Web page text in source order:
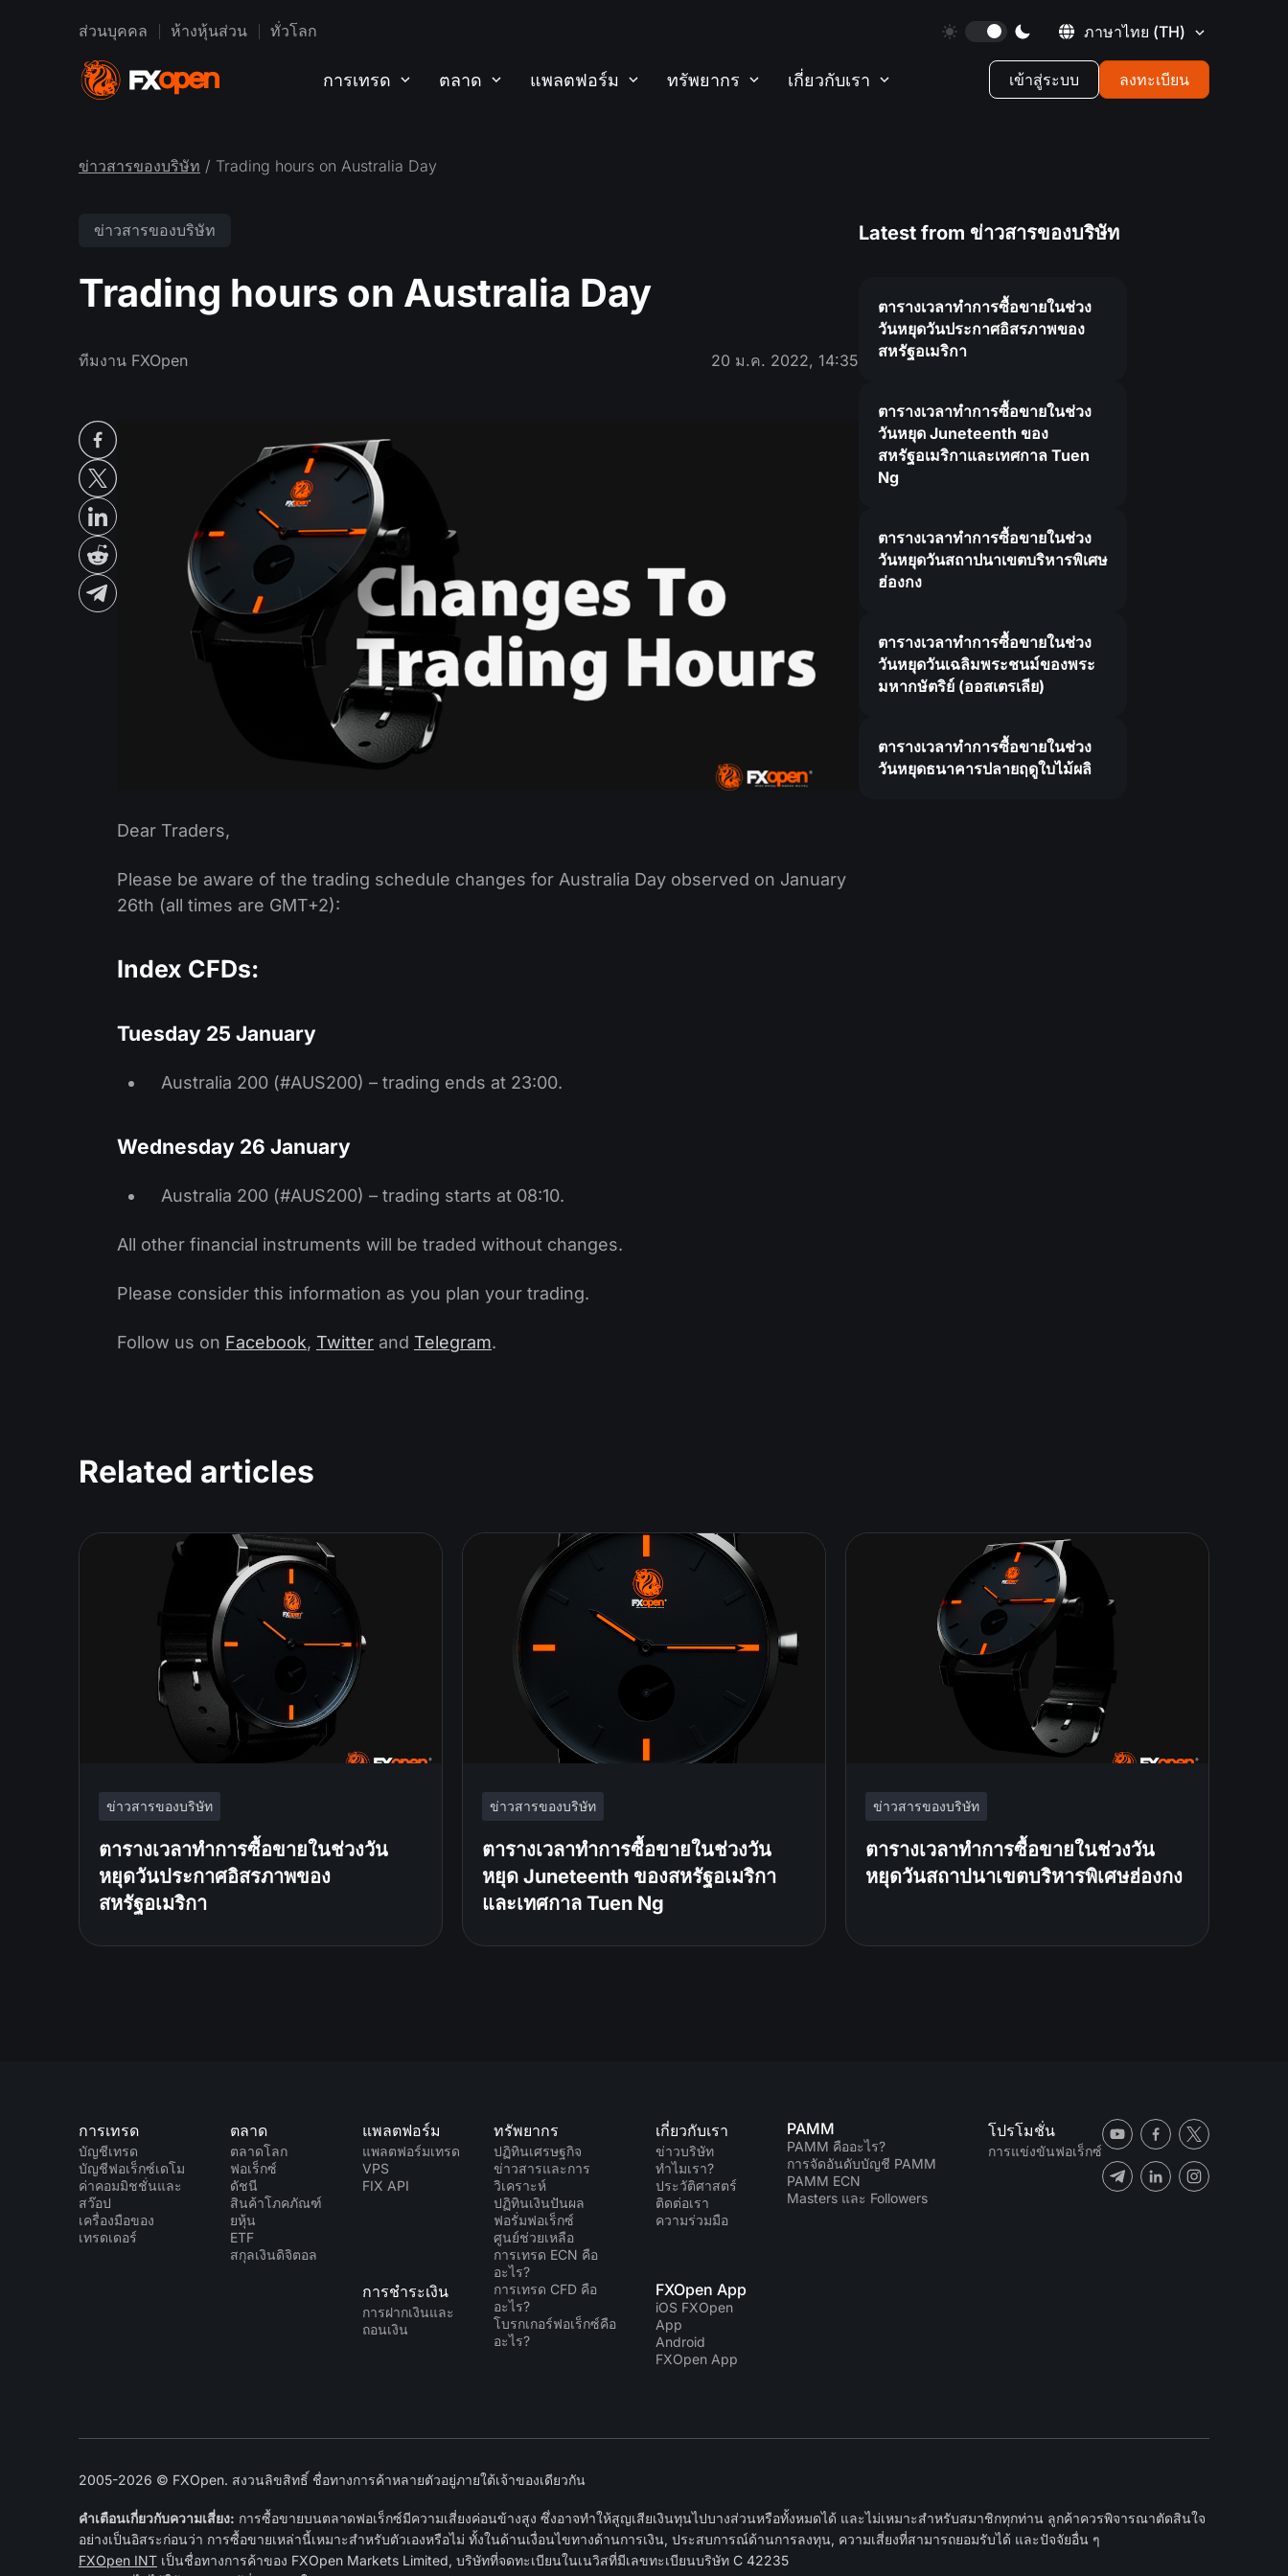
ส่วนบุคคล ห้างหุ้นส่วน ทั่วโลก ภาษาไทย (TH)
การเทรด ตลาด แพลตฟอร์ม ทรัพยากร เกี่ยวกับเรา เข้าสู่ระบบ ลงทะเบียน
ข่าวสารของบริษัท / Trading hours on Australia Day
ข่าวสารของบริษัท
Trading hours on Australia Day
ทีมงาน FXOpen 20 ม.ค. 2022, 14:35
Dear Traders,
Please be aware of the trading schedule changes for Australia Day observed on January
26th (all times are GMT+2):
Index CFDs:
Tuesday 25 January
Australia 200 (#AUS200) – trading ends at 23:00.
Wednesday 26 January
Australia 200 (#AUS200) – trading starts at 08:10.
All other financial instruments will be traded without changes.
Please consider this information as you plan your trading.
Follow us on Facebook, Twitter and Telegram.
Latest from ข่าวสารของบริษัท
ตารางเวลาทำการซื้อขายในช่วง
วันหยุดวันประกาศอิสรภาพของ
สหรัฐอเมริกา
ตารางเวลาทำการซื้อขายในช่วง
วันหยุด Juneteenth ของ
สหรัฐอเมริกาและเทศกาล Tuen
Ng
ตารางเวลาทำการซื้อขายในช่วง
วันหยุดวันสถาปนาเขตบริหารพิเศษ
ฮ่องกง
ตารางเวลาทำการซื้อขายในช่วง
วันหยุดวันเฉลิมพระชนม์ของพระ
มหากษัตริย์ (ออสเตรเลีย)
ตารางเวลาทำการซื้อขายในช่วง
วันหยุดธนาคารปลายฤดูใบไม้ผลิ
Related articles
ข่าวสารของบริษัท
ตารางเวลาทำการซื้อขายในช่วงวัน
หยุดวันประกาศอิสรภาพของ
สหรัฐอเมริกา
ข่าวสารของบริษัท
ตารางเวลาทำการซื้อขายในช่วงวัน
หยุด Juneteenth ของสหรัฐอเมริกา
และเทศกาล Tuen Ng
ข่าวสารของบริษัท
ตารางเวลาทำการซื้อขายในช่วงวัน
หยุดวันสถาปนาเขตบริหารพิเศษฮ่องกง
การเทรด
บัญชีเทรด
บัญชีฟอเร็กซ์เดโม
ค่าคอมมิชชั่นและ
สว๊อป
เครื่องมือของ
เทรดเดอร์
ตลาด
ตลาดโลก
ฟอเร็กซ์
ดัชนี
สินค้าโภคภัณฑ์
ยหุ้น
ETF
สกุลเงินดิจิตอล
แพลตฟอร์ม
แพลตฟอร์มเทรด
VPS
FIX API
การชำระเงิน
การฝากเงินและ
ถอนเงิน
ทรัพยากร
ปฏิทินเศรษฐกิจ
ข่าวสารและการ
วิเคราะห์
ปฏิทินเงินปันผล
ฟอรั่มฟอเร็กซ์
ศูนย์ช่วยเหลือ
การเทรด ECN คือ
อะไร?
การเทรด CFD คือ
อะไร?
โบรกเกอร์ฟอเร็กซ์คือ
อะไร?
เกี่ยวกับเรา
ข่าวบริษัท
ทำไมเรา?
ประวัติศาสตร์
ติดต่อเรา
ความร่วมมือ
FXOpen App
iOS FXOpen
App
Android
FXOpen App
PAMM
PAMM คืออะไร?
การจัดอันดับบัญชี PAMM
PAMM ECN
Masters และ Followers
โปรโมชั่น
การแข่งขันฟอเร็กซ์
2005-2026 © FXOpen. สงวนลิขสิทธิ์ ชื่อทางการค้าหลายตัวอยู่ภายใต้เจ้าของเดียวกัน
คำเตือนเกี่ยวกับความเสี่ยง: การซื้อขายบนตลาดฟอเร็กซ์มีความเสี่ยงค่อนข้างสูง ซึ่งอาจทำให้สูญเสียเงินทุนไปบางส่วนหรือทั้งหมดได้ และไม่เหมาะสำหรับสมาชิกทุกท่าน ลูกค้าควรพิจารณาตัดสินใจ
อย่างเป็นอิสระก่อนว่า การซื้อขายเหล่านี้เหมาะสำหรับตัวเองหรือไม่ ทั้งในด้านเงื่อนไขทางด้านการเงิน, ประสบการณ์ด้านการลงทุน, ความเสี่ยงที่สามารถยอมรับได้ และปัจจัยอื่น ๆ
FXOpen INT เป็นชื่อทางการค้าของ FXOpen Markets Limited, บริษัทที่จดทะเบียนในเนวิสที่มีเลขทะเบียนบริษัท C 42235